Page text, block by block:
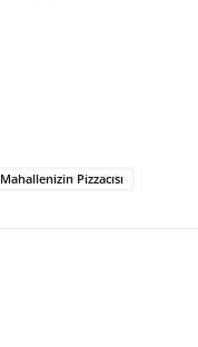
Mahallenizin Pizzacısı